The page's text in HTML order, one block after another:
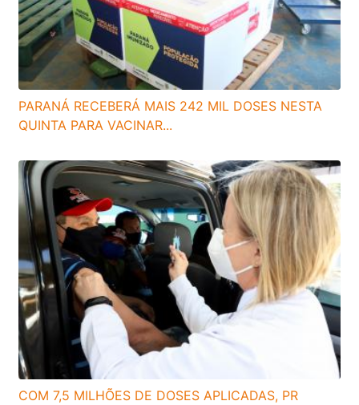
PARANÁ RECEBERÁ MAIS 242 MIL DOSES NESTA
QUINTA PARA VACINAR...
COM 7,5 MILHÕES DE DOSES APLICADAS, PR